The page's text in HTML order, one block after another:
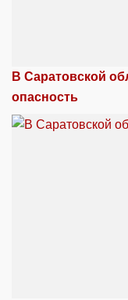
В Саратовской
опасность